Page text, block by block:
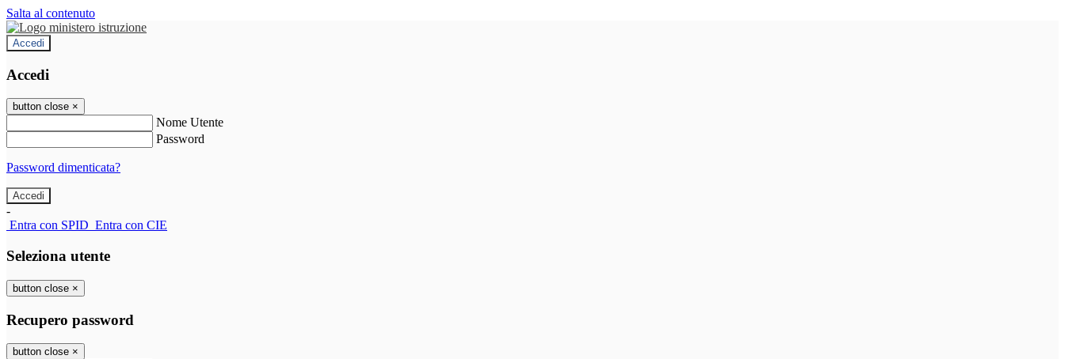
Salta al contenuto
Accedi
Accedi
button close ×
Nome Utente
Password
Password dimenticata?
-
Entra con SPID Entra con CIE
Seleziona utente
button close ×
Recupero password
button close ×